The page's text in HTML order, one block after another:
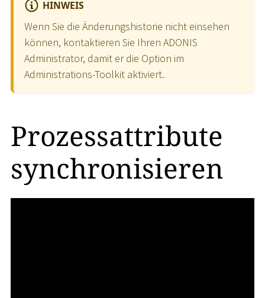
HINWEIS
Wenn Sie die Änderungshistorie nicht einsehen
können, kontaktieren Sie Ihren ADONIS
Administrator, damit er die Option im
Administrations-Toolkit aktiviert.
Prozessattribute
synchronisieren